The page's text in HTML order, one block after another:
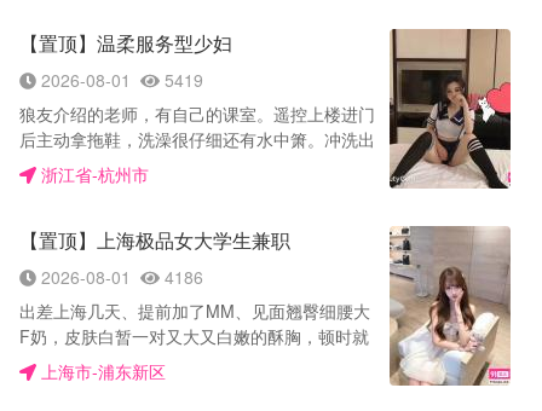
细，您可以自由挑选合适女孩类型，确认时间地
点，可工作室也可上门服务，实报实销拒绝坑钱
【全国可约高端妹妹服务】以诚相待，不欺不骗
不忽悠，安全靠谱，诚信第一，学生妹，模特，
少妇，幼师，护士 注:妹子都是经过培训，定期
款，无定金，无路费，无套路
可免费退换，诚信经营 玩过的都知道，很配合，
好玩水多多，很刺激，真诚约的添加联系，口嗨
勿扰！ ✅【服务项目】：鸳鸯浴，口交，足交，
口爆，冰火，深喉，波推，臀推，漫游，一字
马，颜射，接吻，制服诱惑，丝袜，调情，做
爱。 ✅官方直营店，已在平台缴纳押金20万元，
差服务很棒！ ✅【客户反馈】：主打纯然少女粉
胸马甲线 蚂蚁腰酒杯腿 蜜桃臀，69式，一条
龙，兼职少女 极品天然脸极品身材，刚下海嫩
妹.清纯美少女.小清新.疯狂且又单纯的00后相信
能给你不一样的感觉.可爱的小萝莉；清纯漂亮，
味 温柔姐姐，极致长腿，身材高挑、腰细胸挺、
【yy3752】 与你下载链接
https://www.yuni.com.cn/index.html
——————————————也可添加火鱼
app ❤️火鱼账号：F2222333 火鱼下载链接 苹
果：App Store 搜索 火鱼 安卓：
https://huoyu.chat
职，主打性价比。 新客有优惠【288～488】 00
后学妹，御姐，嫩模，白领，少妇熟女等等多类
型可选，人照无差，保证照片本人，服务，不催
钟待客如男友，值得推荐有保障，都是一手资
源，以最低的价格享受最高的服务，很惊喜，有
售后假一赔十，妹妹免费提供伟哥，道具制服丝
【置顶】温柔服务型少妇
2026-08-01
5419
狼友介绍的老师，有自己的课室。遥控上楼进门
后主动拿拖鞋，洗澡很仔细还有水中箫。冲洗出
来趴着还给简单按摩放松一下，然后开始服务。
老师的舌头很长，在你身上游走口的时候，舌头
接受不了，服务温柔体贴。也不抽烟身上也没纹
身，真的不错，值得推荐！QQ: 3208160148 微
信：YY26520- 与你:miaomiao26.7.20
浙江省-杭州市
【置顶】上海极品女大学生兼职
2026-08-01
4186
出差上海几天、提前加了MM、见面翘臀细腰大
F奶，皮肤白暂一对又大又白嫩的酥胸，顿时就
来了感觉，躺水床，倒上润滑液，先B面，酥胸
贴着我的后背，摩擦来摩擦去，呼吸声就在我耳
上海市-浦东新区